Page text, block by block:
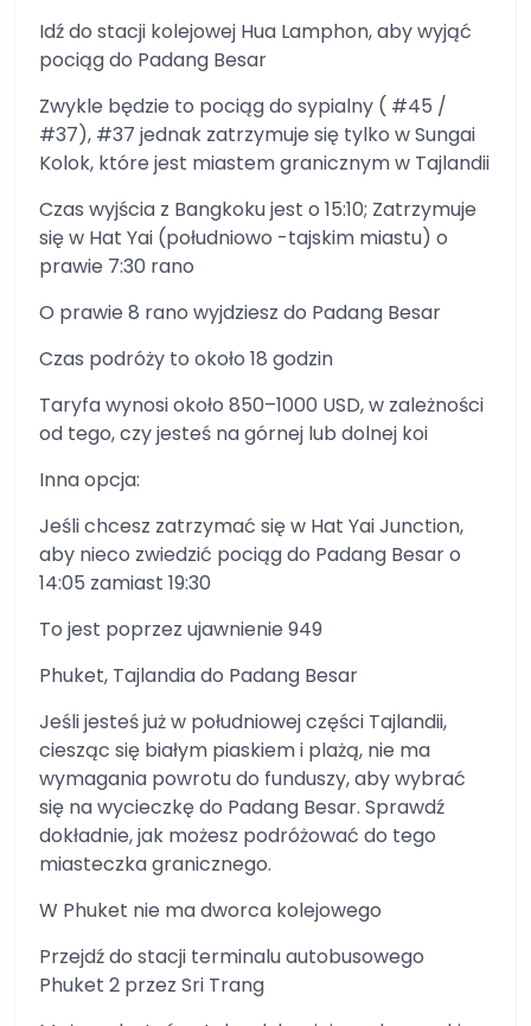
Idź do stacji kolejowej Hua Lamphon, aby wyjąć
pociąg do Padang Besar
Zwykle będzie to pociąg do sypialny ( #45 /
#37), #37 jednak zatrzymuje się tylko w Sungai
Kolok, które jest miastem granicznym w Tajlandii
Czas wyjścia z Bangkoku jest o 15:10; Zatrzymuje
się w Hat Yai (południowo -tajskim miastu) o
prawie 7:30 rano
O prawie 8 rano wyjdziesz do Padang Besar
Czas podróży to około 18 godzin
Taryfa wynosi około 850–1000 USD, w zależności
od tego, czy jesteś na górnej lub dolnej koi
Inna opcja:
Jeśli chcesz zatrzymać się w Hat Yai Junction,
aby nieco zwiedzić pociąg do Padang Besar o
14:05 zamiast 19:30
To jest poprzez ujawnienie 949
Phuket, Tajlandia do Padang Besar
Jeśli jesteś już w południowej części Tajlandii,
ciesząc się białym piaskiem i plażą, nie ma
wymagania powrotu do funduszy, aby wybrać
się na wycieczkę do Padang Besar. Sprawdź
dokładnie, jak możesz podróżować do tego
miasteczka granicznego.
W Phuket nie ma dworca kolejowego
Przejdź do stacji terminalu autobusowego
Phuket 2 przez Sri Trang